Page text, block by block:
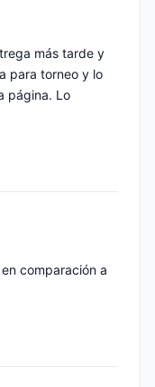
más tarde y
para torneo y lo
página. Lo
comparación a